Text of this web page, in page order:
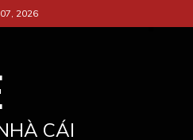
2026
CÁI